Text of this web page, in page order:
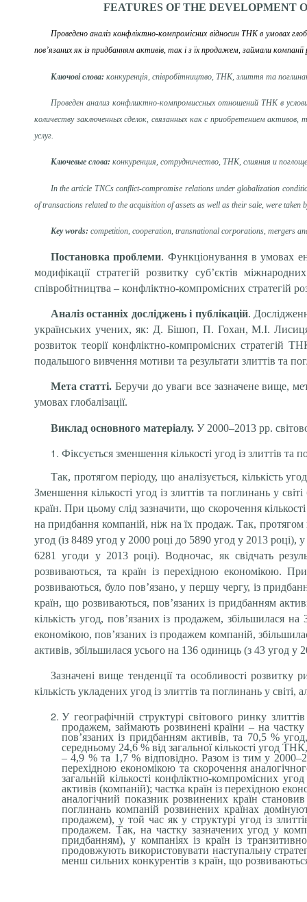
FEATURES OF THE DEVELOPMENT
Проведено аналіз конфліктно-компромісних відносин ТНК в умовах
пов’язаних як із придбанням активів, так і з їх продажем, займали компанії
Ключові слова: конкуренція, співробітництво, ТНК, злиття та
Проведен анализ конфликтно-компромиссных отношений ТНК в
количеству заключенных сделок, связанных как с приобретением
услуг.
Ключевые слова: конкуренция, сотрудничество, ТНК, слияния и
In the article TNCs conflict-compromise relations under globalization
of transactions related to the acquisition of assets as well as their sale, were
Key words: competition, cooperation, transnational corporations, mergers
Постановка проблеми. Функціонування в умовах
модифікації стратегій розвитку суб’єктів
співробітництва – конфліктно-компромісних стратегій
Аналіз останніх досліджень і публікацій.
українських учених, як: Д. Бішоп, П. Гохан, М.І.
розвиток теорії конфліктно-компромісних стратегій
подальшого вивчення мотиви та результати злиттів та
Мета статті. Беручи до уваги все зазначене вище,
умовах глобалізації.
Виклад основного матеріалу.У 2000–2013 рр.
Фіксується зменшення кількості угод із злиттів та
Так, протягом періоду, що аналізується, кількість
Зменшення кількості угод із злиттів та поглинань у
країн. При цьому слід зазначити, що скорочення
на придбання компаній, ніж на їх продаж. Так, протягом
угод (із 8489 угод у 2000 році до 5890 угод у 2013 році),
6281 угоди у 2013 році). Водночас, як свідчать
розвиваються, та країн із перехідною економікою.
розвиваються, було пов’язано, у першу чергу, із
країн, що розвиваються, пов’язаних із придбанням
кількість угод, пов’язаних із продажем, збільшилася
економікою, пов’язаних із продажем компаній,
активів, збільшилася усього на 136 одиниць (з 43 угод у
Зазначені вище тенденції та особливості
кількість укладених угод із злиттів та поглинань у
У географічній структурі світового ринку
продажем, займають розвинені країни – на
пов’язаних із придбанням активів, та 70,5 %
середньому 24,6 % від загальної кількості угод
– 4,9 % та 1,7 % відповідно. Разом із тим у
перехідною економікою та скорочення
загальній кількості конфліктно-компромісних
активів (компаній); частка країн із перехідною
аналогічний показник розвинених країн
поглинань компаній розвинених країнах
продажем), у той час як у структурі угод із
продажем. Так, на частку зазначених угод у
придбанням), у компаніях із країн із
продовжують використовувати наступальну
менш сильних конкурентів з країн, що